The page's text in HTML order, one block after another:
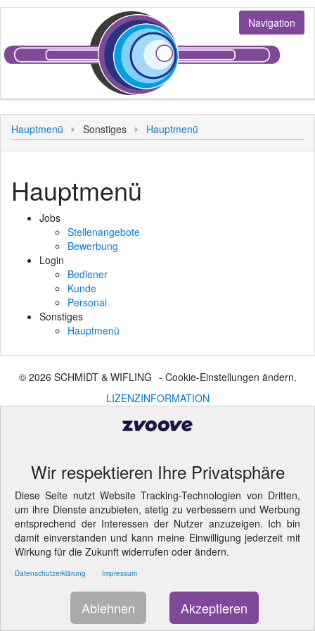
Navigation
Jobs
Stellenangebote
Login
Kunde
Personal
Hauptmenü
Hauptmenü Sonstiges Hauptmenü
Hauptmenü
Jobs
Stellenangebote
Bewerbung
Login
Bediener
Kunde
Personal
Sonstiges
Hauptmenü
© 2026 SCHMIDT & WIFLING - Cookie-Einstellungen ändern.
LIZENZINFORMATION
Wir respektieren Ihre Privatsphäre
Diese Seite nutzt Website Tracking-Technologien von Dritten,
um ihre Dienste anzubieten, stetig zu verbessern und Werbung
entsprechend der Interessen der Nutzer anzuzeigen. Ich bin
damit einverstanden und kann meine Einwilligung jederzeit mit
Wirkung für die Zukunft widerrufen oder ändern.
Datenschutzerklärung Impressum
Ablehnen Akzeptieren